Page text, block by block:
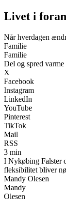
Livet i
Når hverdagen
Familie
Familie
Del og spred varme
X
Facebook
Instagram
LinkedIn
YouTube
Pinterest
TikTok
Mail
RSS
3 min
I Nykøbing Falster
fleksibilitet bliver
Mandy Olesen
Mandy
Olesen